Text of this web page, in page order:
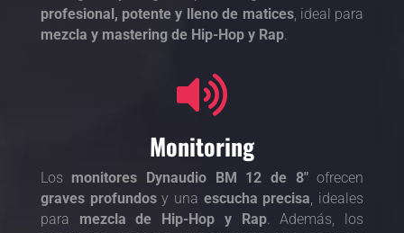
profesional, potente y lleno de matices, ideal para
mezcla y mastering de Hip-Hop y Rap.

Monitoring
Los monitores Dynaudio BM 12 de 8″ofrecen
graves profundosy una escucha precisa, ideales
para mezcla de Hip-Hop y Rap. Además, los